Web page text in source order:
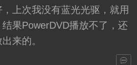
上次我没有蓝光光驱，就用
果PowerDVD播放不了，还
来的。